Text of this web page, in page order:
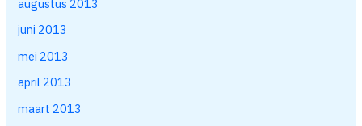
augustus 2013
juni 2013
mei 2013
april 2013
maart 2013